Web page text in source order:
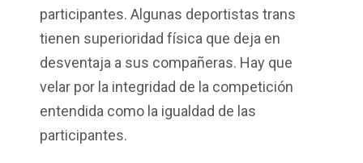
participantes. Algunas deportistas trans
tienen superioridad física que deja en
desventaja a sus compañeras. Hay que
velar por la integridad de la competición
entendida como la igualdad de las
participantes.